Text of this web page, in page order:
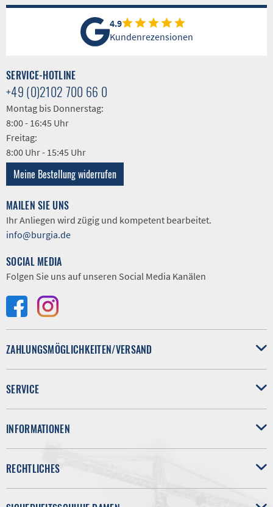
4.9
Kundenrezensionen
SERVICE-HOTLINE
+49 (0)2102 700 66 0
Montag bis Donnerstag:
8:00 - 16:45 Uhr
Freitag:
8:00 Uhr - 15:45 Uhr
Meine Bestellung widerrufen
MAILEN SIE UNS
Ihr Anliegen wird zügig und kompetent bearbeitet.
info@burgia.de
SOCIAL MEDIA
Folgen Sie uns auf unseren Social Media Kanälen
ZAHLUNGSMÖGLICHKEITEN/VERSAND
SERVICE
INFORMATIONEN
RECHTLICHES